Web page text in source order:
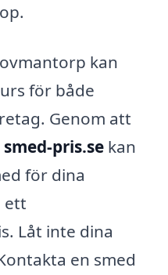
kan
för både
Genom att
smed-pris.se kan
för dina
ett
Låt inte dina
en smed